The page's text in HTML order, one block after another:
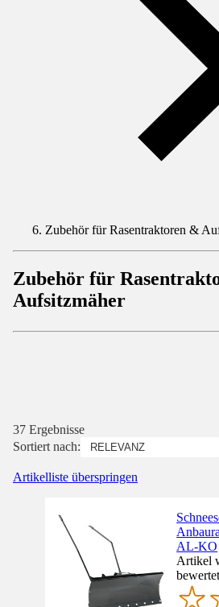
Zubehör für Rasentraktoren &
Zubehör für
Aufsitzmäher
37 Ergebnisse
Sortiert nach:
Artikelliste überspringen
AL-KO
Artikel